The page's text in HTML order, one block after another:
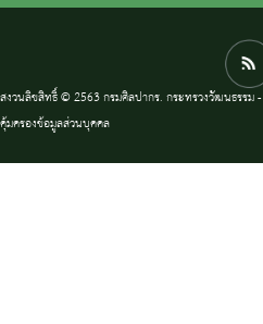
สงวนลิขสิทธิ์ © 2563 กรมศิลปากร. กระทรวงวัฒนธรรม -
คุ้มครองข้อมูลส่วนบุคคล